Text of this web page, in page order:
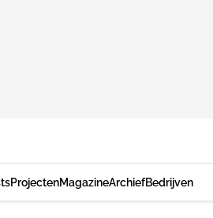
ProjectenMagazineArchiefBedrijven